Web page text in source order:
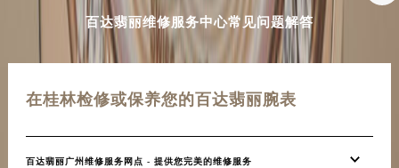
百达翡丽维修服务中心常见问题解答
在桂林检修或保养您的百达翡丽腕表
百达翡丽广州维修服务网点 - 提供您完美的维修服务